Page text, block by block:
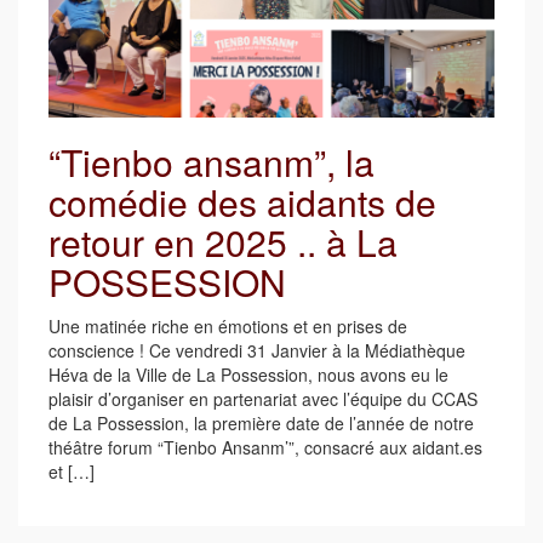
“Tienbo ansanm”, la
comédie des aidants de
retour en 2025 .. à La
POSSESSION
Une matinée riche en émotions et en prises de
conscience ! Ce vendredi 31 Janvier à la Médiathèque
Héva de la Ville de La Possession, nous avons eu le
plaisir d’organiser en partenariat avec l’équipe du CCAS
de La Possession, la première date de l’année de notre
théâtre forum “Tienbo Ansanm’”, consacré aux aidant.es
et […]